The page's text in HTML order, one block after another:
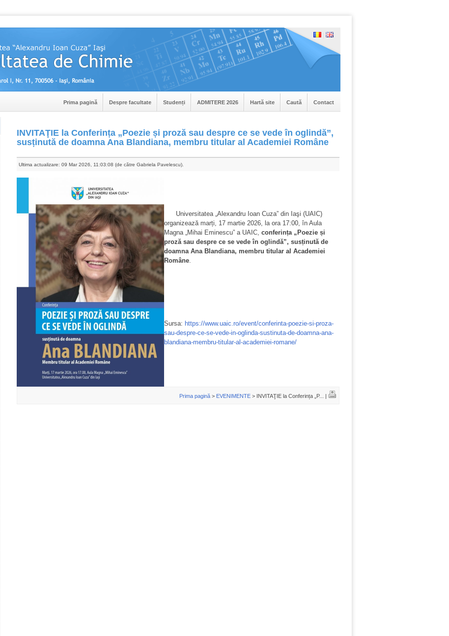
Prima pagină Despre facultate Studenți ADMITERE 2026 Hartă site Caută Contact
INVITAŢIE la Conferința „Poezie și proză sau despre ce se vede în oglindă”,
susținută de doamna Ana Blandiana, membru titular al Academiei Române
Ultima actualizare: 09 Mar 2026, 11:03:08 (de către Gabriela Pavelescu).
Universitatea „Alexandru Ioan Cuza” din Iaşi (UAIC)
organizează marți, 17 martie 2026, la ora 17:00, în Aula
Magna „Mihai Eminescu” a UAIC, conferința „Poezie și
proză sau despre ce se vede în oglindă”, susținută de
doamna Ana Blandiana, membru titular al Academiei
Române.
Sursa: https://www.uaic.ro/event/conferinta-poezie-si-proza-
sau-despre-ce-se-vede-in-oglinda-sustinuta-de-doamna-ana-
blandiana-membru-titular-al-academiei-romane/
Prima pagină > EVENIMENTE > INVITAŢIE la Conferința „P... |